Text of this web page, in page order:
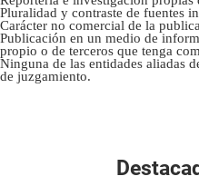
Pluralidad y contraste de fuentes
Carácter no comercial de la
Publicación en un medio de
propio o de terceros que tenga
Ninguna de las entidades aliadas
de juzgamiento.